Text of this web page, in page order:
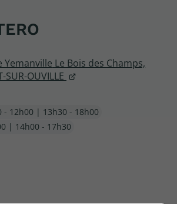
Yemanville Le Bois des Champs,
SUR-OUVILLE
- 12h00 | 13h30 - 18h00
| 14h00 - 17h30